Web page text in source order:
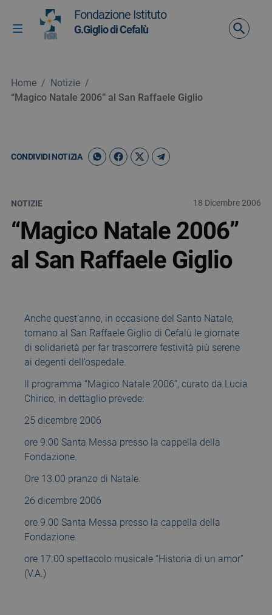
Vai ai contenuti
Vai al menu di navigazione
Vai al footer
Attiva / disattiva la navigazione
Fondazione Istituto
G.Giglio di Cefalù
Home / Notizie /
“Magico Natale 2006” al San Raffaele Giglio
CONDIVIDI NOTIZIA
NOTIZIE 18 Dicembre 2006
“Magico Natale 2006”
al San Raffaele Giglio
Anche quest’anno, in occasione del Santo Natale,
tornano al San Raffaele Giglio di Cefalù le giornate
di solidarietà per far trascorrere festività più serene
ai degenti dell’ospedale.
Il programma “Magico Natale 2006”, curato da Lucia
Chirico, in dettaglio prevede:
25 dicembre 2006
ore 9.00 Santa Messa presso la cappella della
Fondazione.
Ore 13.00 pranzo di Natale.
26 dicembre 2006
ore 9.00 Santa Messa presso la cappella della
Fondazione.
ore 17.00 spettacolo musicale “Historia di un amor”
(V.A.)